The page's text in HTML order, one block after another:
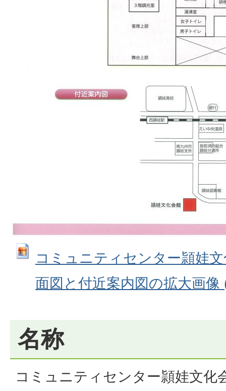
コミュニティセンター頴娃
面図と付近案内図の拡大画
名称
コミュニティセンター頴娃文化